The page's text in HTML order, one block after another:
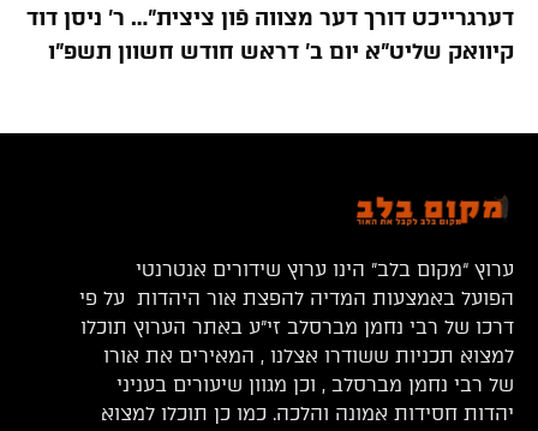
דערגרייכט דורך דער מצווה פֿון ציצית”… ר’ ניסן דוד
קיוואק שליט”א יום ב’ דראש חודש חשוון תשפ”ו
ערוץ “מקום בלב” הינו ערוץ שידורים אנטרנטי
הפועל באמצעות המדיה להפצת אור היהדות על פי
דרכו של רבי נחמן מברסלב זי”ע באתר הערוץ תוכלו
למצוא תכניות ששודרו אצלנו , המאירים את אורו
של רבי נחמן מברסלב , וכן מגוון שיעורים בעניני
יהדות חסידות אמונה והלכה. כמו כן תוכלו למצוא